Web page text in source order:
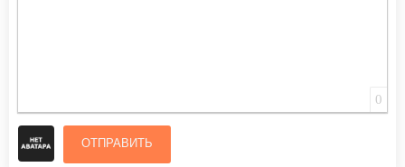
0
ОТПРАВИТЬ